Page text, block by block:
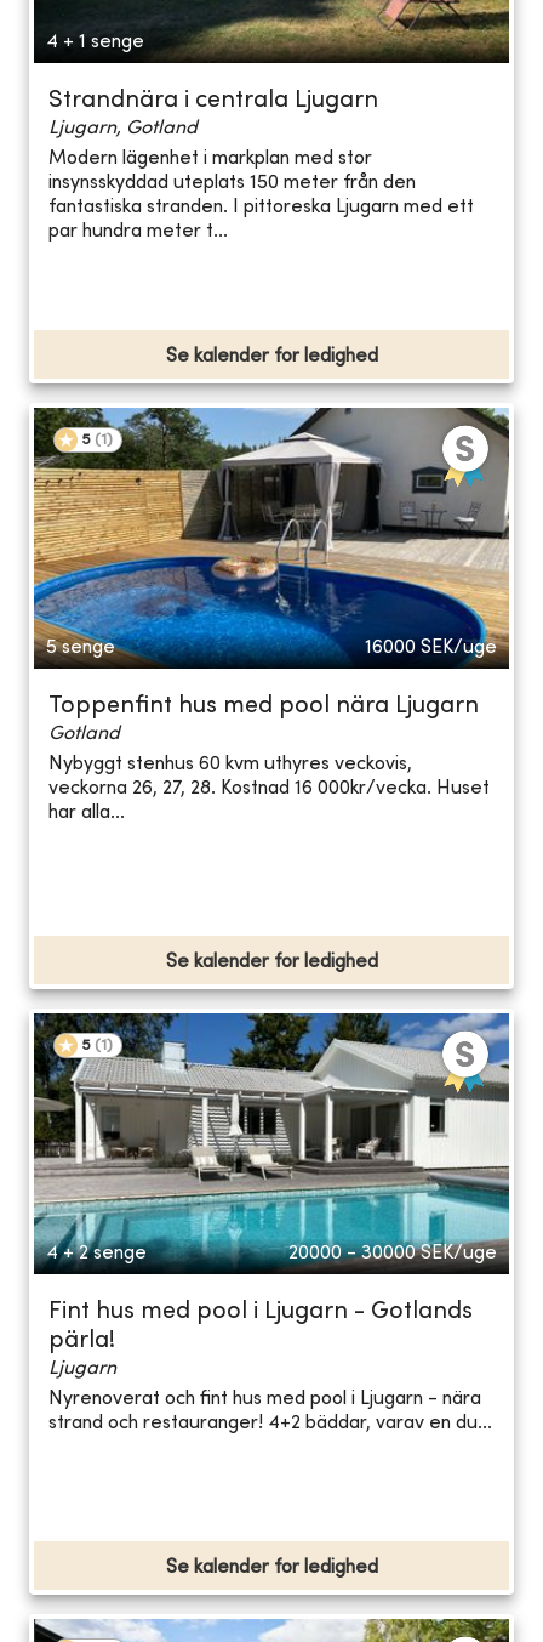
4 + 1 senge
Strandnära i centrala Ljugarn
Ljugarn, Gotland
Modern lägenhet i markplan med stor
insynsskyddad uteplats 150 meter från den
fantastiska stranden. I pittoreska Ljugarn med ett
par hundra meter t...
Se kalender for ledighed
5 (1 )
5 senge 16000 SEK/uge
Toppenfint hus med pool nära Ljugarn
Gotland
Nybyggt stenhus 60 kvm uthyres veckovis,
veckorna 26, 27, 28. Kostnad 16 000kr/vecka. Huset
har alla...
Se kalender for ledighed
5 (1 )
4 + 2 senge 20000 - 30000 SEK/uge
Fint hus med pool i Ljugarn - Gotlands
pärla!
Ljugarn
Nyrenoverat och fint hus med pool i Ljugarn - nära
strand och restauranger! 4+2 bäddar, varav en du...
Se kalender for ledighed